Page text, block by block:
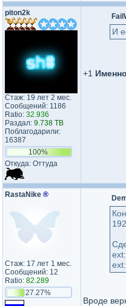
piton2k
Стаж: 19 лет 2 мес.
Сообщений: 1186
Ratio: 32.936
Раздал: 9.738 TB
Поблагодарили:
16387
100%
Откуда: Оттуда
И
+1
RastaNike ®
Стаж: 17 лет 1 мес.
Сообщений: 12
Ratio: 82.289
27.27%
Вроде